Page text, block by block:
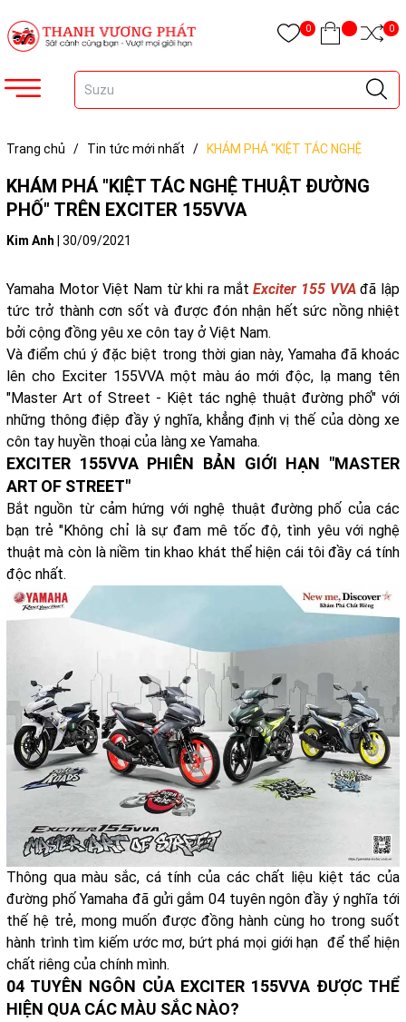
0 0
Trang chủ / Tin tức mới nhất /
KHÁM PHÁ "KIỆT TÁC NGHỆ
KHÁM PHÁ "KIỆT TÁC NGHỆ THUẬT ĐƯỜNG
PHỐ" TRÊN EXCITER 155VVA
Kim Anh 30/09/2021
Yamaha Motor Việt Nam từ khi ra mắtExciter 155 VVAđã lập
tức trở thành cơn sốt và được đón nhận hết sức nồng nhiệt
bởi cộng đồng yêu xe côn tay ở Việt Nam.
Và điểm chú ý đặc biệt trong thời gian này, Yamaha đã khoác
lên cho Exciter 155VVA một màu áo mới độc, lạ mang tên
"Master Art of Street - Kiệt tác nghệ thuật đường phố" với
những thông điệp đầy ý nghĩa, khẳng định vị thế của dòng xe
côn tay huyền thoại của làng xe Yamaha.
EXCITER 155VVA PHIÊN BẢN GIỚI HẠN "MASTER
ART OF STREET"
Bắt nguồn từ cảm hứng với nghệ thuật đường phố của các
bạn trẻ "Không chỉ là sự đam mê tốc độ, tình yêu với nghệ
thuật mà còn là niềm tin khao khát thể hiện cái tôi đầy cá tính
độc nhất.
Thông qua màu sắc, cá tính của các chất liệu kiệt tác của
đường phố Yamaha đã gửi gắm 04 tuyên ngôn đầy ý nghĩa tới
thế hệ trẻ, mong muốn được đồng hành cùng ho trong suốt
hành trình tìm kiếm ước mơ, bứt phá mọi giới hạn để thể hiện
chất riêng của chính mình.
04 TUYÊN NGÔN CỦA EXCITER 155VVA ĐƯỢC THỂ
HIỆN QUA CÁC MÀU SẮC NÀO?